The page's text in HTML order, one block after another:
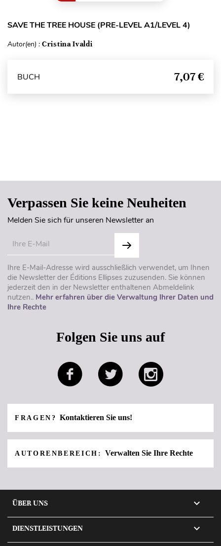
SAVE THE TREE HOUSE (PRE-LEVEL A1/LEVEL 4)
Autor(en) : Cristina Ivaldi
BUCH 7,07 €
Verpassen Sie keine Neuheiten
Melden Sie sich für unseren Newsletter an
Ihre E-Mail-Adresse wird ausschließlich verwendet, um Ihnen
die Newsletter der Éditions Ellipses zuzusenden. Sie können
jederzeit den in der Newsletter enthaltenen Abmeldelink
nutzen.. Mehr erfahren über die Verwaltung Ihrer Daten und
Ihre Rechte
Folgen Sie uns auf
FRAGEN?Kontaktieren Sie uns!
AUTORENBEREICH: Verwalten Sie Ihre Rechte
ÜBER UNS 
DIENSTLEISTUNGEN 